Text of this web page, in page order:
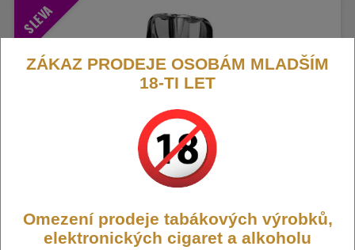
SLEVA
Vaporesso XTRA Pod Cartridge
Náhradní cartridge pro Vaporesso XTRA jsou navrženy pro optimální zážitek z
vapování s tímto zařízením.
Skladem
ZÁKAZ PRODEJE OSOBÁM MLADŠÍM
18-TI LET
Omezení prodeje tabákových výrobků,
elektronických cigaret a alkoholu